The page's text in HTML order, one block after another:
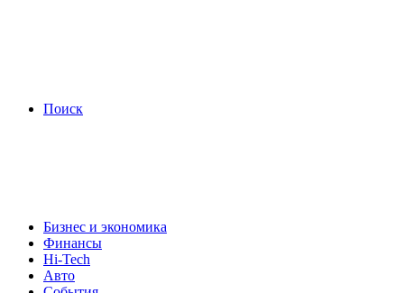
Поиск
Бизнес и экономика
Финансы
Hi-Tech
Авто